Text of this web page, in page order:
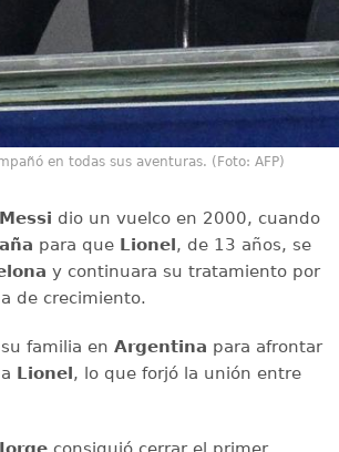
en todas sus aventuras. (Foto: AFP)
dio un vuelco en 2000, cuando
para que Lionel, de 13 años, se
y continuara su tratamiento por
de crecimiento.
familia en Argentina para afrontar
Lionel, lo que forjó la unión entre